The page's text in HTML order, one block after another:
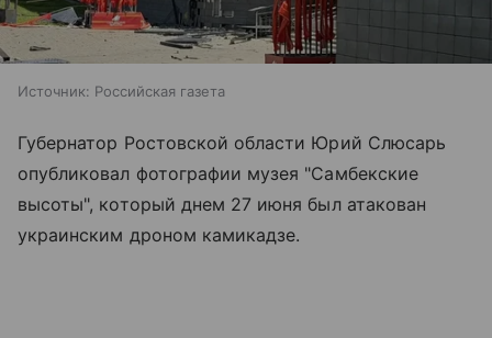
Источник: Российская газета
Губернатор Ростовской области Юрий Слюсарь
опубликовал фотографии музея "Самбекские
высоты", который днем 27 июня был атакован
украинским дроном камикадзе.